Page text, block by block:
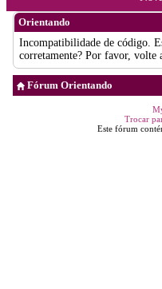
Orientando
Incompatibilidade de código.
corretamente? Por favor, volte
Fórum Orientando
Trocar
Este fórum